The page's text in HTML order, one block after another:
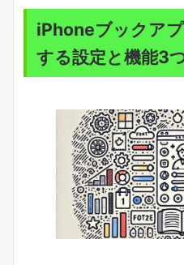
iPhoneブックア
する設定と機能3